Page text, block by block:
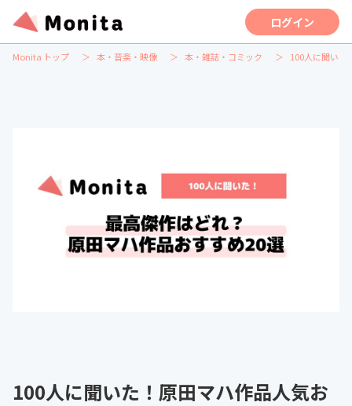
ログイン
Monita トップ 本・音楽・映像 本・雑誌・コミック 100人に聞いた
100人に聞いた！原田マハ作品人気お